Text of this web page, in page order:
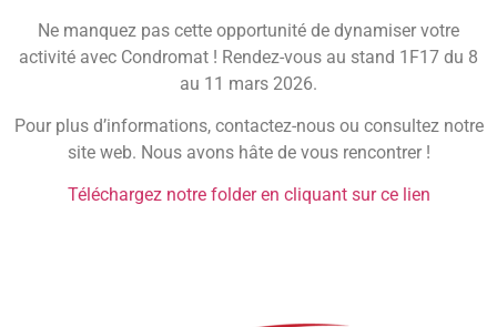
Ne manquez pas cette opportunité de dynamiser votre
activité avec Condromat ! Rendez-vous au stand 1F17 du 8
au 11 mars 2026.
Pour plus d’informations, contactez-nous ou consultez notre
site web. Nous avons hâte de vous rencontrer !
Téléchargez notre folder en cliquant sur ce lien